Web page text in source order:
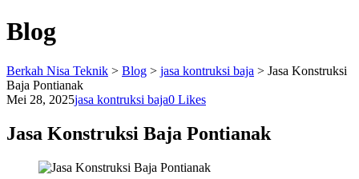
Blog
Berkah Nisa Teknik > Blog > jasa kontruksi baja > Jasa Konstruksi
Baja Pontianak
Mei 28, 2025jasa kontruksi baja0 Likes
Jasa Konstruksi Baja Pontianak